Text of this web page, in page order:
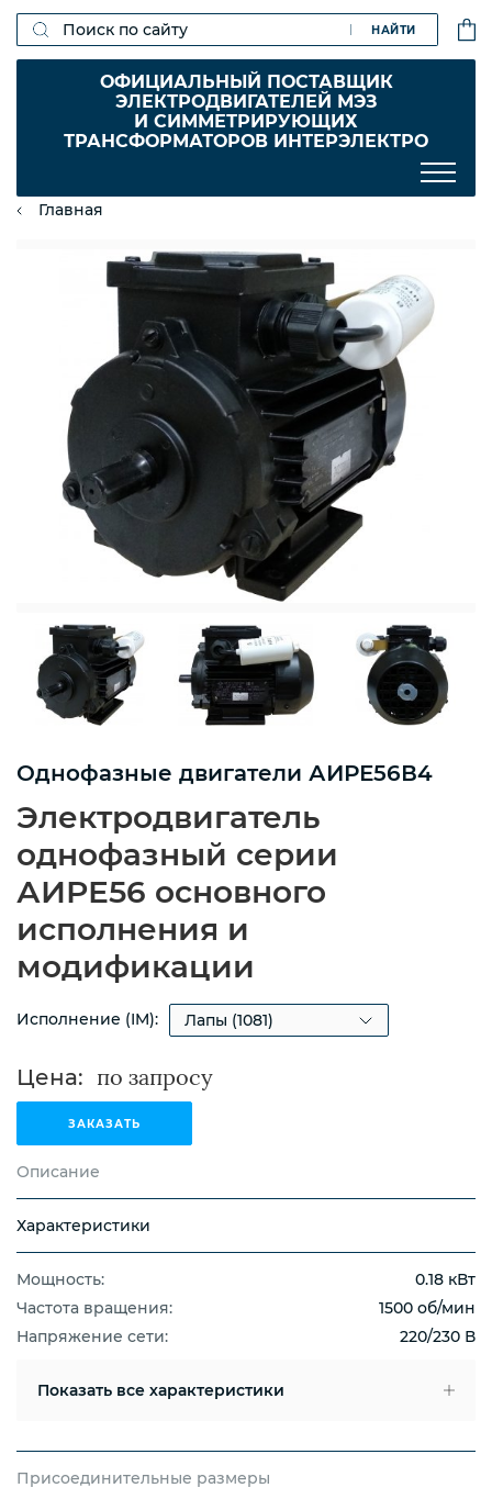
НАЙТИ
ОФИЦИАЛЬНЫЙ ПОСТАВЩИК
ЭЛЕКТРОДВИГАТЕЛЕЙ МЭЗ
И СИММЕТРИРУЮЩИХ
ТРАНСФОРМАТОРОВ ИНТЕРЭЛЕКТРО
Главная
Однофазные двигатели АИРЕ56В4
Электродвигатель
однофазный серии
АИРЕ56 основного
исполнения и
модификации
Исполнение (IM):
Цена:
ЗАКАЗАТЬ
Описание
Характеристики
Мощность:
0.18 кВт
Частота вращения:
1500 об/мин
Напряжение сети:
220/230 В
Показать все характеристики
Присоединительные размеры